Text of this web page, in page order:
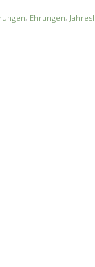
, Ehrungen,